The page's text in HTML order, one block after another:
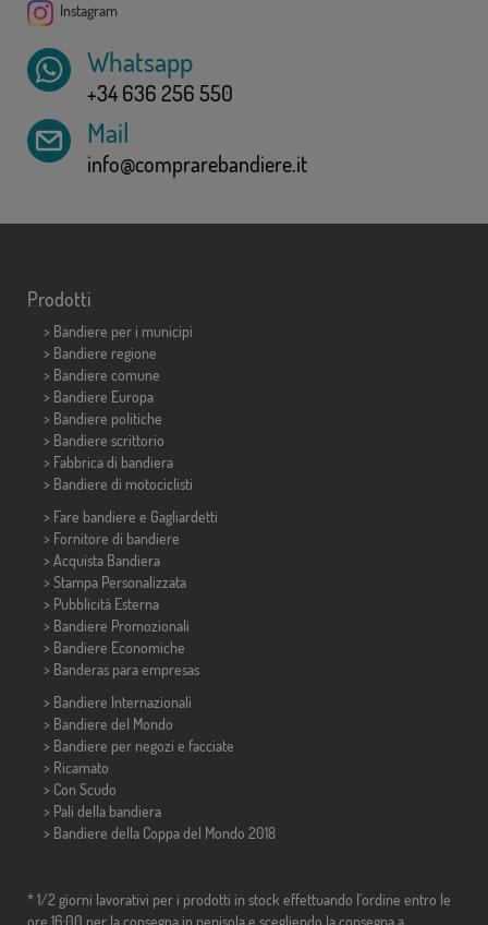
Instagram
Whatsapp
+34 636 256 550
Mail
info@comprarebandiere.it
Prodotti
> Bandiere per i municipi
> Bandiere regione
> Bandiere comune
> Bandiere Europa
> Bandiere politiche
> Bandiere scrittorio
> Fabbrica di bandiera
> Bandiere di motociclisti
> Fare bandiere e Gagliardetti
> Fornitore di bandiere
> Acquista Bandiera
> Stampa Personalizzata
> Pubblicità Esterna
> Bandiere Promozionali
> Bandiere Economiche
> Banderas para empresas
> Bandiere Internazionali
> Bandiere del Mondo
> Bandiere per negozi e facciate
> Ricamato
> Con Scudo
> Pali della bandiera
> Bandiere della Coppa del Mondo 2018
* 1/2 giorni lavorativi per i prodotti in stock effettuando l'ordine entro le
ore 16:00 per la consegna in penisola e scegliendo la consegna a